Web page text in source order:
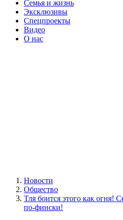
Семья и жизнь
Эксклюзивы
Спецпроекты
Видео
О нас
Новости
Общество
Тля боится этого как огня!
по-фински!